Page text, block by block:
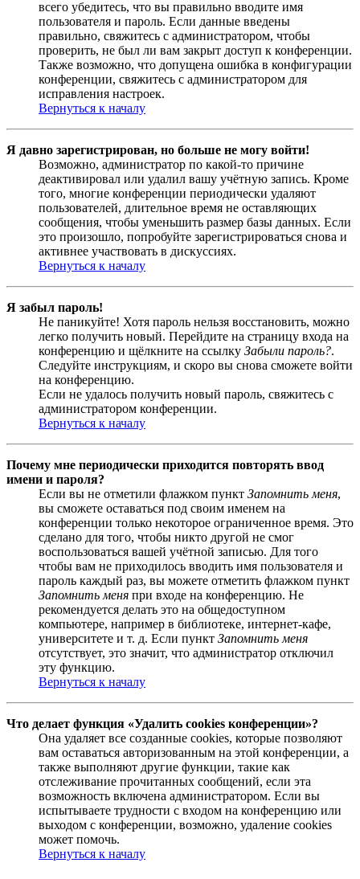
всего убедитесь, что вы правильно вводите имя
пользователя и пароль. Если данные введены
правильно, свяжитесь с администратором, чтобы
проверить, не был ли вам закрыт доступ к конференции.
Также возможно, что допущена ошибка в конфигурации
конференции, свяжитесь с администратором для
исправления настроек.
Вернуться к началу
Я давно зарегистрирован, но больше не могу войти!
Возможно, администратор по какой-то причине
деактивировал или удалил вашу учётную запись. Кроме
того, многие конференции периодически удаляют
пользователей, длительное время не оставляющих
сообщения, чтобы уменьшить размер базы данных. Если
это произошло, попробуйте зарегистрироваться снова и
активнее участвовать в дискуссиях.
Вернуться к началу
Я забыл пароль!
Не паникуйте! Хотя пароль нельзя восстановить, можно
легко получить новый. Перейдите на страницу входа на
конференцию и щёлкните на ссылку Забыли пароль?.
Следуйте инструкциям, и скоро вы снова сможете войти
на конференцию.
Если не удалось получить новый пароль, свяжитесь с
администратором конференции.
Вернуться к началу
Почему мне периодически приходится повторять ввод
имени и пароля?
Если вы не отметили флажком пункт Запомнить меня,
вы сможете оставаться под своим именем на
конференции только некоторое ограниченное время. Это
сделано для того, чтобы никто другой не смог
воспользоваться вашей учётной записью. Для того
чтобы вам не приходилось вводить имя пользователя и
пароль каждый раз, вы можете отметить флажком пункт
Запомнить меня при входе на конференцию. Не
рекомендуется делать это на общедоступном
компьютере, например в библиотеке, интернет-кафе,
университете и т. д. Если пункт Запомнить меня
отсутствует, это значит, что администратор отключил
эту функцию.
Вернуться к началу
Что делает функция «Удалить cookies конференции»?
Она удаляет все созданные cookies, которые позволяют
вам оставаться авторизованным на этой конференции, а
также выполняют другие функции, такие как
отслеживание прочитанных сообщений, если эта
возможность включена администратором. Если вы
испытываете трудности с входом на конференцию или
выходом с конференции, возможно, удаление cookies
может помочь.
Вернуться к началу